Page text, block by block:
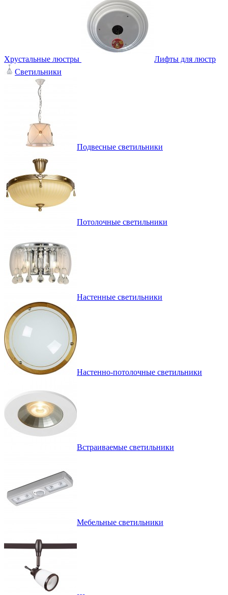
Хрустальные люстры
Лифты для люстр
Светильники
Подвесные светильники
Потолочные светильники
Настенные светильники
Настенно-потолочные светильники
Встраиваемые светильники
Мебельные светильники